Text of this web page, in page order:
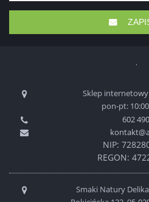
Sklep
pon-pt:
602
NIP:
REGON:
Smaki Natury